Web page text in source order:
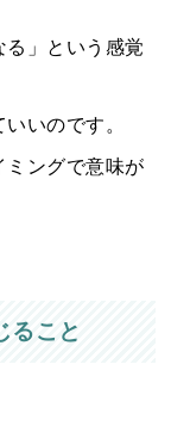
」という感覚
いのです。
ミングで意味が
ること